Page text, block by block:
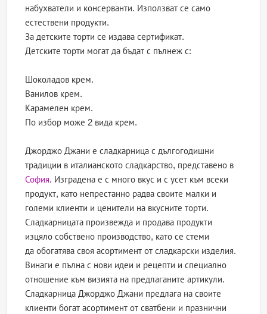
набухватели и консерванти. Използват се само
естествени продукти.
За детските торти се издава сертификат.
Детските торти могат да бъдат с пълнеж с:
Шоколадов крем.
Ванилов крем.
Карамелен крем.
По избор може 2 вида крем.
Джорджо Джани е сладкарница с дългогодишни
традиции в италианското сладкарство, представено в
София. Изградена е с много вкус и с усет към всеки
продукт, като непрестанно радва своите малки и
големи клиенти и ценители на вкусните торти.
Сладкарницата произвежда и продава продукти
изцяло собствено производство, като се стеми
да обогатява своя асортимент от сладкарски изделия.
Винаги е пълна с нови идеи и рецепти и специално
отношение към визията на предлаганите артикули.
Сладкарница Джорджо Джани предлага на своите
клиенти богат асортимент от сватбени и празнични